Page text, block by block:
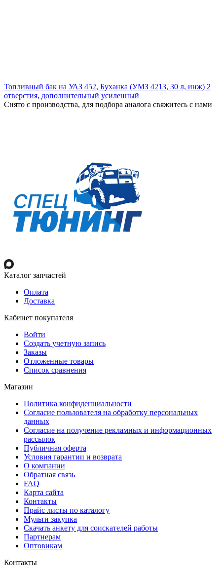
Топливный бак на УАЗ 452, Буханка (УМЗ 4213, 30 л, инж) 2
отверстия, дополнительный усиленный
Снято с производства, для подбора аналога свяжитесь с нами
Каталог запчастей
Оплата
Доставка
Кабинет покупателя
Войти
Создать учетную запись
Заказы
Отложенные товары
Список сравнения
Магазин
Политика конфиденциальности
Согласие пользователя на обработку персональных
данных
Согласие на получение рекламных и информационных
рассылок
Публичная оферта
Условия гарантии и возврата
О компании
Обратная связь
FAQ
Карта сайта
Контакты
Прайс листы по каталогу
Мульти закупка
Скачать анкету для соискателей работы
Партнерам
Оптовикам
Контакты